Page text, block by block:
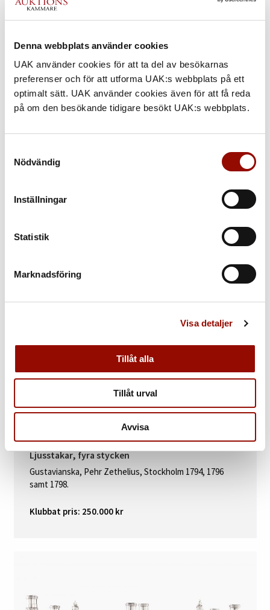
Denna webbplats använder cookies
UAK använder cookies för att ta del av besökarnas
preferenser och för att utforma UAK:s webbplats på ett
optimalt sätt. UAK använder cookies även för att få reda
på om den besökande tidigare besökt UAK:s webbplats.
Nödvändig
Inställningar
Statistik
Marknadsföring
Visa detaljer
Tillåt alla
Tillåt urval
Avvisa
Ljusstakar, ett par
Ljusstakar, fyra stycken
Gustavianska, Pehr Zethelius, Stockholm 1794, 1796
samt 1798.
Klubbat pris: 250.000 kr